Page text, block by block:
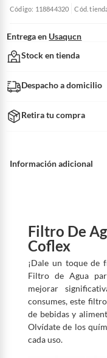
Código: 118844320 Cód.
Entrega en Usaqucn
Stock en tienda
Despacho a domicilio
Retira tu compra
Información adicional
Filtro De
Coflex
¡Dale un toque de
Filtro de Agua
mejorar
consumes, este
de bebidas y
Olvídate de los
cada uso.